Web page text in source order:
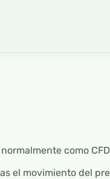
como
el movimiento del